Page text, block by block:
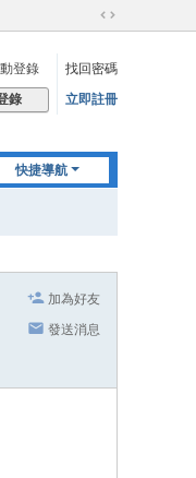
切
到
寬
登錄
找回密碼
錄 立即註冊
快捷導航
加為好友
發送消息